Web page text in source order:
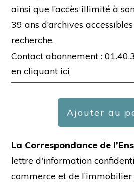
ainsi que l’accès illimité à
39 ans d’archives
recherche.
Contact abonnement :
en cliquant ici
Ajouter au
La Correspondance de
lettre d'information
commerce et de